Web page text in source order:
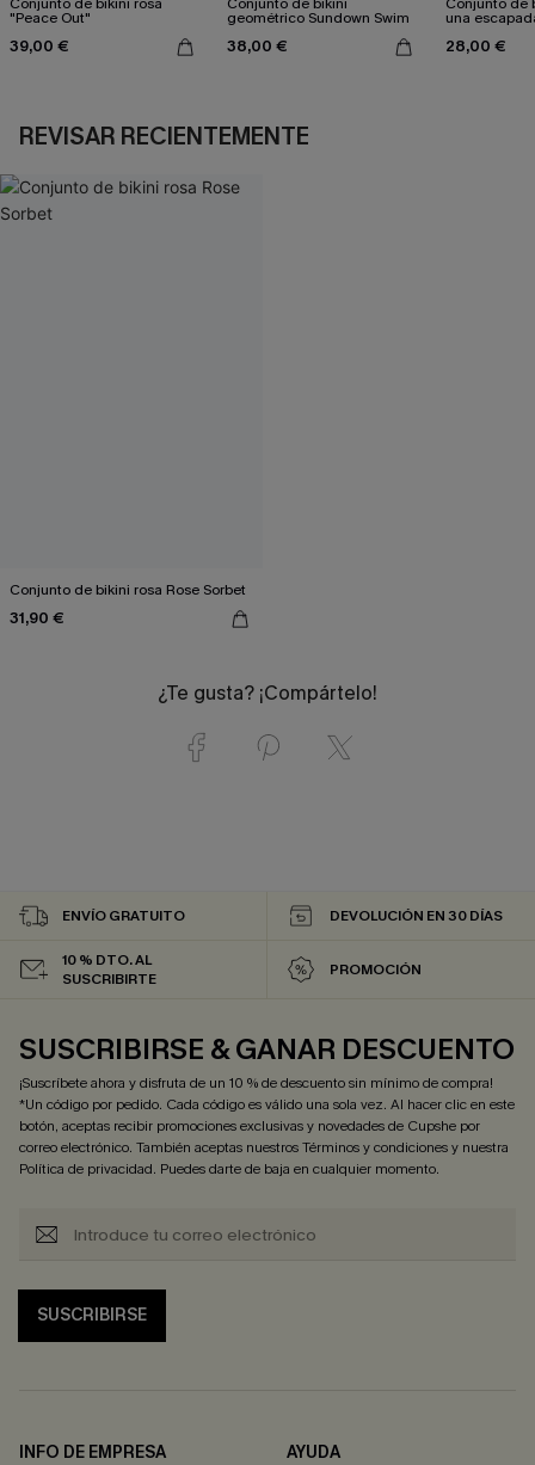
"Peace Out"
39,00 €
geométrico Sundown Swim
38,00 €
una
28,00 €
REVISAR RECIENTEMENTE
Conjunto de bikini rosa Rose Sorbet
31,90 €
¿Te gusta? ¡Compártelo!
ENVÍO GRATUITO DEVOLUCIÓN EN 30 DÍAS
10 % DTO. AL
SUSCRIBIRTE
PROMOCIÓN
SUSCRIBIRSE & GANAR DESCUENTO
¡Suscríbete ahora y disfruta de un 10 % de descuento sin mínimo de compra!
*Un código por pedido. Cada código es válido una sola vez. Al hacer clic en este
botón, aceptas recibir promociones exclusivas y novedades de Cupshe por
correo electrónico. También aceptas nuestrosTérminos y condicionesy nuestra
Política de privacidad. Puedes darte de baja en cualquier momento.
SUSCRIBIRSE
INFO DE EMPRESA
AYUDA